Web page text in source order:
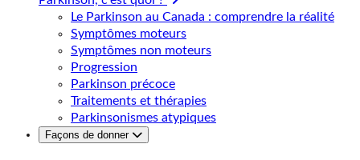
Le Parkinson au Canada : comprendre la réalité
Symptômes moteurs
Symptômes non moteurs
Progression
Parkinson précoce
Traitements et thérapies
Parkinsonismes atypiques
Façons de donner